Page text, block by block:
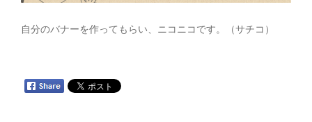
自分のバナーを作ってもらい、ニコニコです。（サチコ）